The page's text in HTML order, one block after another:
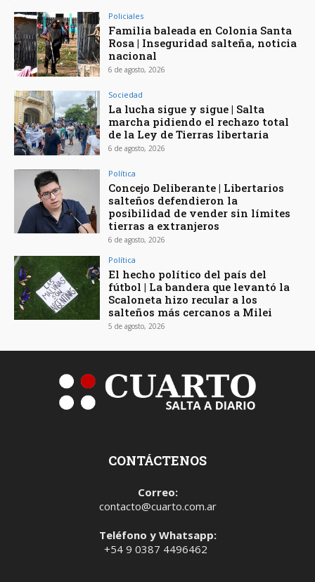
Policiales
Familia baleada en Colonia Santa
Rosa | Inseguridad salteña, noticia
nacional
6 de agosto, 2026
Sociedad
La lucha sigue y sigue | Salta
marcha pidiendo el rechazo total
de la Ley de Tierras libertaria
6 de agosto, 2026
Política
Concejo Deliberante | Libertarios
salteños defendieron la
posibilidad de vender sin límites
tierras a extranjeros
6 de agosto, 2026
Política
El hecho político del país del
fútbol | La bandera que levantó la
Scaloneta hizo recular a los
salteños más cercanos a Milei
5 de agosto, 2026
CONTÁCTENOS
Correo:
contacto@cuarto.com.ar
Teléfono y Whatsapp:
+54 9 0387 4496462